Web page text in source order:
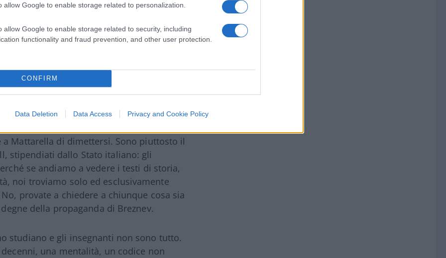
allow Google to enable storage related to personalization.
allow Google to enable storage related to security, including
functionality and fraud prevention, and other user protection.
CONFIRM
Data Deletion Data Access Privacy and Cookie Policy
i rossi, ma adesso amano la
sul web qualcuno che dice cose come
hanno solo finto di combattere” e ti
dei tempi di Peppone, poi scopri
partiti di centrodestra. Lo stesso che
soluzione di continuità, che “a Est
difendevano dal globalismo”. E magari
venivano ammazzati, erano traditori?
uomini sovietici fuori tempo
decine di troll stipendiati da Mosca,
Mattarella di dimettersi. Sono piuttosto il
stipendiati dallo Stato italiano: gli
se andiamo a vedere i testi di storia,
noi troviamo solo ed esclusivamente
provate a chiedere a chiunque cosa sia
della propaganda di Breznev.
studiano e gli insegnanti non sono tutto.
una mentalità, un codice non